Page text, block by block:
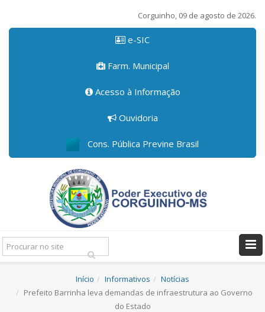
Corguinho, 09 de agosto de 2026.
e-SIC
Farm. Municipal
Acesso à Informação
Ouvidoria
Cons. Pública Previne Brasil
Pesquisar:
Início Informativos
Notícias
Prefeito Barrinha leva demandas de infraestrutura ao Governo
do Estado